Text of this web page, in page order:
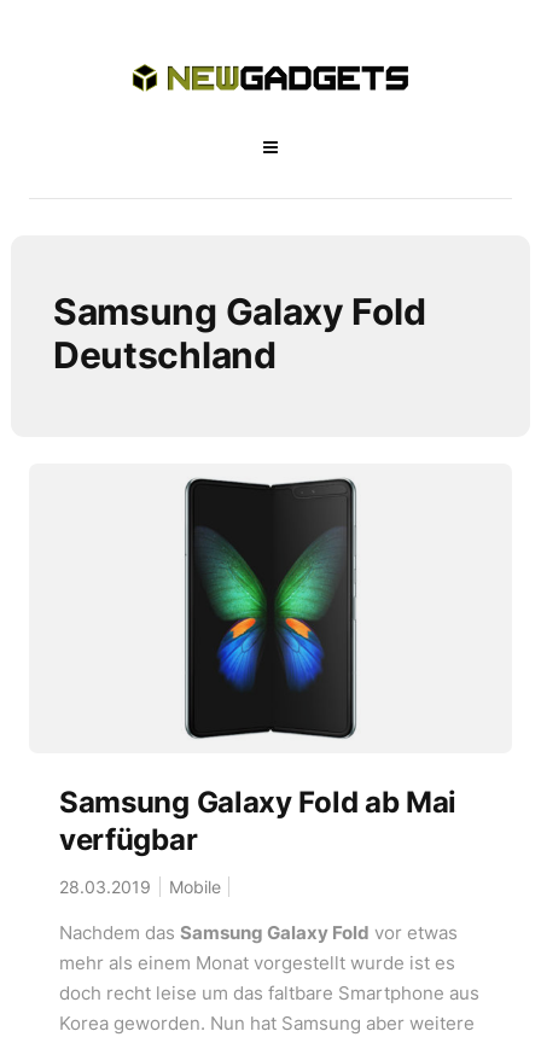
Samsung Galaxy Fold
Deutschland
Samsung Galaxy Fold ab Mai
verfügbar
28.03.2019 Mobile
Nachdem das Samsung Galaxy Fold vor etwas
mehr als einem Monat vorgestellt wurde ist es
doch recht leise um das faltbare Smartphone aus
Korea geworden. Nun hat Samsung aber weitere